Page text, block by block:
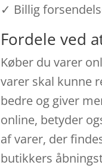
✓ Billig
Fordele ved
Køber du varer
varer skal kunne
bedre og giver
online, betyder
af varer, der
butikkers